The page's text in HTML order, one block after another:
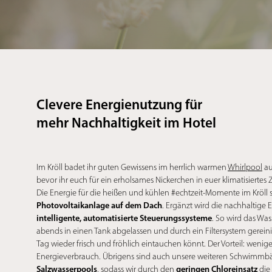
Clevere Energienutzung für
mehr Nachhaltigkeit im Hotel
Im Kröll badet ihr guten Gewissens im herrlich warmenWhirlpool
bevor ihr euch für ein erholsames Nickerchen in euer klimatisiertes
Die Energie für die heißen und kühlen #echtzeit-Momente im Kröll
Photovoltaikanlage auf dem Dach. Ergänzt wird die nachhaltige
intelligente, automatisierte Steuerungssysteme. So wird das
abends in einen Tank abgelassen und durch ein Filtersystem
Tag wieder frisch und fröhlich eintauchen könnt. Der Vorteil:
Energieverbrauch. Übrigens sind auch unsere weiteren
Salzwasserpools, sodass wir durch den geringen Chloreinsatzdie